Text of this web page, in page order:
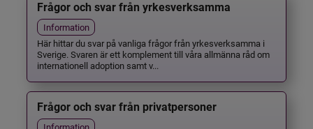
Frågor och svar från yrkesverksamma
Information
Här hittar du svar på vanliga frågor från yrkesverksamma i
Sverige. Svaren är ett komplement till våra allmänna råd om
internationell adoption samt v...
Frågor och svar från privatpersoner
Information